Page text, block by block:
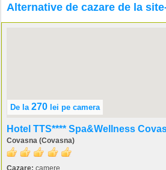
Alternative de cazare de la
De la 270 lei pe camera
Hotel TTS**** Spa&Wellness
Covasna (Covasna)
Cazare: camere